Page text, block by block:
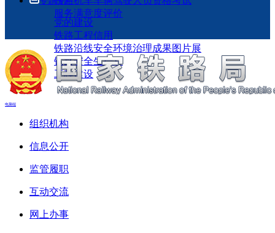
服务满意度评价
党的建设
铁路工程信用
铁路沿线安全环境治理成果图片展
铁路安全生产月
工程建设
电脑端
组织机构
信息公开
监管履职
互动交流
网上办事